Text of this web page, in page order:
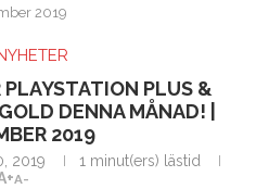
2019
PLAYSTATION PLUS &
DENNA MÅNAD! |
2019
2019
1 minut(ers) lästid
A-